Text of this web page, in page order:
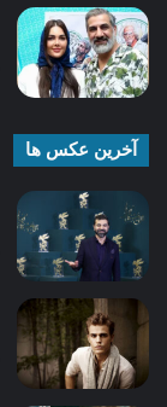
آخرین عکس ها